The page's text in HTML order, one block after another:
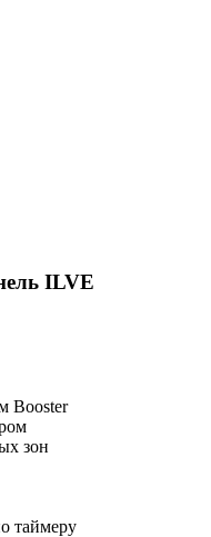
ILVE
Booster
зон
таймеру